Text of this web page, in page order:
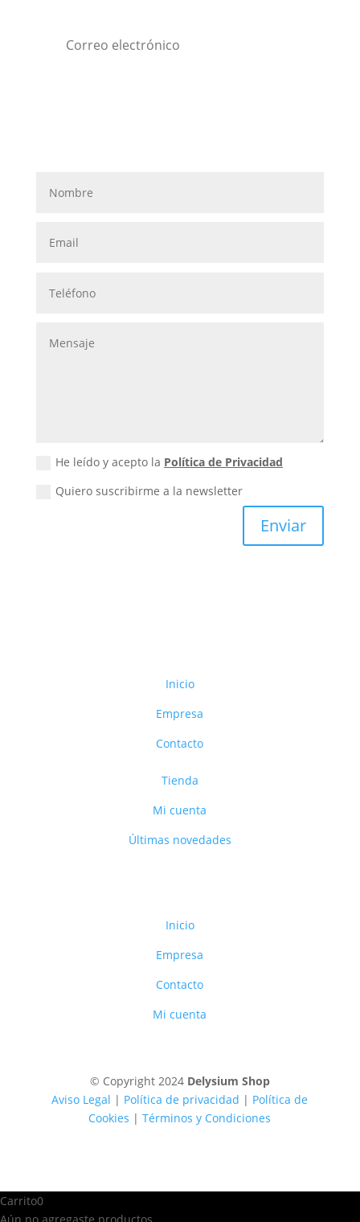
He leído y acepto la Política de Privacidad
Quiero suscribirme a la newsletter
Enviar
Inicio
Empresa
Contacto
Tienda
Mi cuenta
Últimas novedades
Inicio
Empresa
Contacto
Mi cuenta
© Copyright 2024 Delysium Shop
Aviso Legal | Política de privacidad | Política de
Cookies |Términos y Condiciones
Carrito0
Aún no agregaste productos.